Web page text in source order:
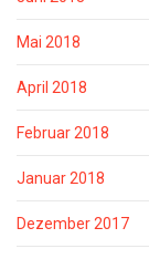
Mai 2018
April 2018
Februar 2018
Januar 2018
Dezember 2017